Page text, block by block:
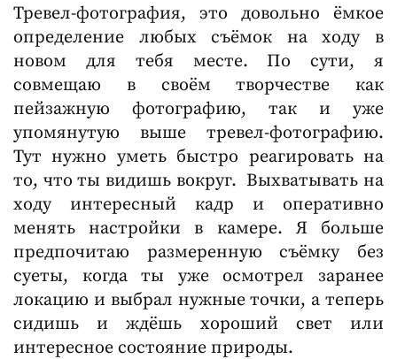
Тревел-фотография, это довольно ёмкое
определение любых съёмок на ходу в
новом для тебя месте. По сути, я
совмещаю в своём творчестве как
пейзажную фотографию, так и уже
упомянутую выше тревел-фотографию.
Тут нужно уметь быстро реагировать на
то, что ты видишь вокруг. Выхватывать на
ходу интересный кадр и оперативно
менять настройки в камере. Я больше
предпочитаю размеренную съёмку без
суеты, когда ты уже осмотрел заранее
локацию и выбрал нужные точки, а теперь
сидишь и ждёшь хороший свет или
интересное состояние природы.